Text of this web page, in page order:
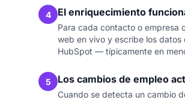
4 El enriquecimiento
Para cada contacto o empresa
web en vivo y escribe los
HubSpot — típicamente en
5 Los cambios de empleo
Cuando se detecta un cambio